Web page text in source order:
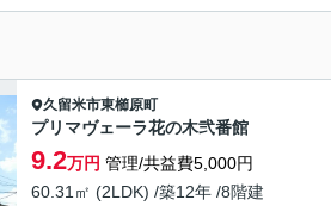
久留米市東櫛原町
プリマヴェーラ花の木弐番館
9.2万円 管理/共益費5,000円
60.31㎡ (2LDK) /築12年 /8階建